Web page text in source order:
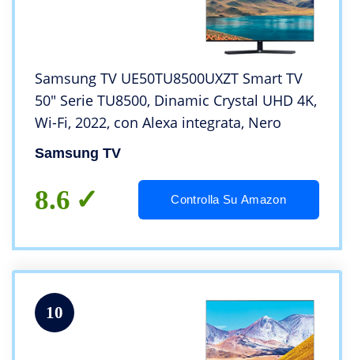
Samsung TV UE50TU8500UXZT Smart TV
50″ Serie TU8500, Dinamic Crystal UHD 4K,
Wi-Fi, 2022, con Alexa integrata, Nero
Samsung TV
8.6 Controlla Su Amazon
10